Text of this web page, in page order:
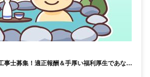
事士募集！適正報酬＆手厚い福利厚生であなた
円以上・年収600万可能】